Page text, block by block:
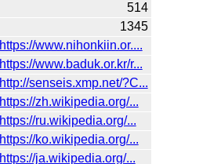
514
1345
https://www.nihonkiin.or....
https://www.baduk.or.kr/r...
http://senseis.xmp.net/?C...
https://zh.wikipedia.org/...
https://ru.wikipedia.org/...
https://ko.wikipedia.org/...
https://ja.wikipedia.org/...